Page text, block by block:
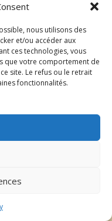
nous utilisons des
et/ou accéder aux
ces technologies, vous
que votre comportement de
site. Le refus ou le retrait
fonctionnalités.
→
du regard